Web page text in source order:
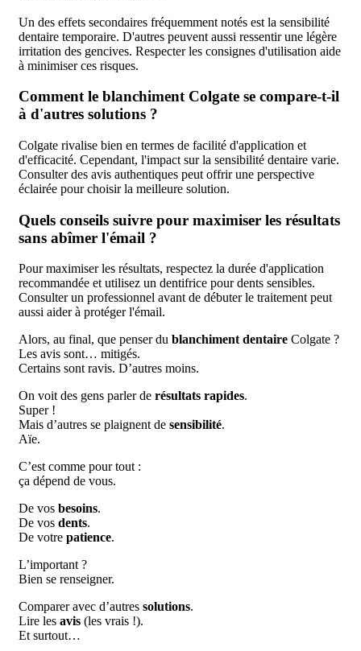
Un des effets secondaires fréquemment notés est la sensibilité
dentaire temporaire. D'autres peuvent aussi ressentir une légère
irritation des gencives. Respecter les consignes d'utilisation aide
à minimiser ces risques.
Comment le blanchiment Colgate se compare-t-il
à d'autres solutions ?
Colgate rivalise bien en termes de facilité d'application et
d'efficacité. Cependant, l'impact sur la sensibilité dentaire varie.
Consulter des avis authentiques peut offrir une perspective
éclairée pour choisir la meilleure solution.
Quels conseils suivre pour maximiser les résultats
sans abîmer l'émail ?
Pour maximiser les résultats, respectez la durée d'application
recommandée et utilisez un dentifrice pour dents sensibles.
Consulter un professionnel avant de débuter le traitement peut
aussi aider à protéger l'émail.
Alors, au final, que penser du blanchiment dentaire Colgate ?
Les avis sont… mitigés.
Certains sont ravis. D’autres moins.
On voit des gens parler de résultats rapides.
Super !
Mais d’autres se plaignent de sensibilité.
Aïe.
C’est comme pour tout :
ça dépend de vous.
De vos besoins.
De vos dents.
De votre patience.
L’important ?
Bien se renseigner.
Comparer avec d’autres solutions.
Lire les avis (les vrais !).
Et surtout…